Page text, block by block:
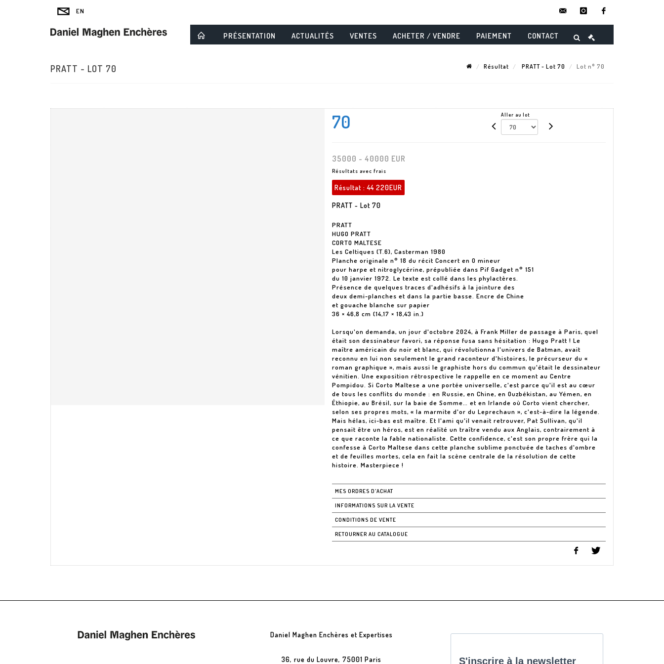
instagram
PRÉSENTATION ACTUALITÉS VENTES ACHETER / VENDRE PAIEMENT CONTACT
PRATT - LOT 70 Résultat PRATT - Lot 70 Lot n° 70
70 Aller au lot
35000 - 40000 EUR
Résultats avec frais
Résultat :44 220EUR
PRATT - Lot 70
PRATT
HUGO PRATT
CORTO MALTESE
Les Celtiques (T.6), Casterman 1980
Planche originale n° 18 du récit Concert en O mineur
pour harpe et nitroglycérine, prépubliée dans Pif Gadget n° 151
du 10 janvier 1972. Le texte est collé dans les phylactères.
Présence de quelques traces d'adhésifs à la jointure des
deux demi-planches et dans la partie basse. Encre de Chine
et gouache blanche sur papier
36 × 46,8 cm (14,17 × 18,43 in.)
Lorsqu'on demanda, un jour d'octobre 2024, à Frank Miller de passage à Paris, quel
était son dessinateur favori, sa réponse fusa sans hésitation : Hugo Pratt ! Le
maître américain du noir et blanc, qui révolutionna l'univers de Batman, avait
reconnu en lui non seulement le grand raconteur d'histoires, le précurseur du «
roman graphique », mais aussi le graphiste hors du commun qu'était le dessinateur
vénitien. Une exposition rétrospective le rappelle en ce moment au Centre
Pompidou. Si Corto Maltese a une portée universelle, c'est parce qu'il est au cœur
de tous les conflits du monde : en Russie, en Chine, en Ouzbékistan, au Yémen, en
Éthiopie, au Brésil, sur la baie de Somme… et en Irlande où Corto vient chercher,
selon ses propres mots, « la marmite d'or du Leprechaun », c'est-à-dire la légende.
Mais hélas, ici-bas est maître. Et l'ami qu'il venait retrouver, Pat Sullivan, qu'il
pensait être un héros, est en réalité un traître vendu aux Anglais, contrairement à
ce que raconte la fable nationaliste. Cette confidence, c'est son propre frère qui la
confesse à Corto Maltese dans cette planche sublime ponctuée de taches d'ombre
et de feuilles mortes, cela en fait la scène centrale de la résolution de cette
histoire. Masterpiece !
MES ORDRES D'ACHAT
INFORMATIONS SUR LA VENTE
CONDITIONS DE VENTE
RETOURNER AU CATALOGUE
Daniel Maghen Enchères et Expertises
36, rue du Louvre, 75001 Paris